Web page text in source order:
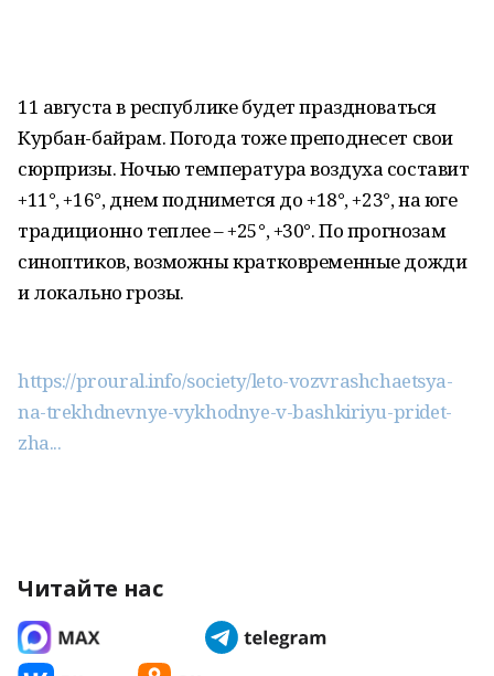
11 августа в республике будет праздноваться
Курбан-байрам. Погода тоже преподнесет свои
сюрпризы. Ночью температура воздуха составит
+11°, +16°, днем поднимется до +18°, +23°, на юге
традиционно теплее – +25°, +30°. По прогнозам
синоптиков, возможны кратковременные дожди
и локально грозы.
https://proural.info/society/leto-vozvrashchaetsya-
na-trekhdnevnye-vykhodnye-v-bashkiriyu-pridet-
zha...
Читайте нас